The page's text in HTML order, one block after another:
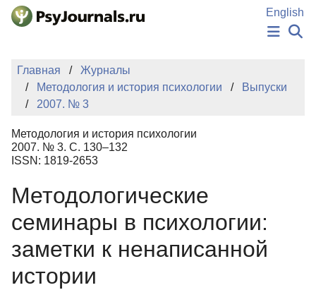
Перейти к основному содержанию
English
НОВОСТИ
АВТОРЫ
КЛЮЧЕВЫЕ СЛОВА
Регистрация
Главная
Журналы
Методология и история психологии
Выпуски
2007. № 3
Методология и история психологии
2007. № 3. С. 130–132
ISSN: 1819-2653
Методологические
семинары в психологии:
заметки к ненаписанной
истории